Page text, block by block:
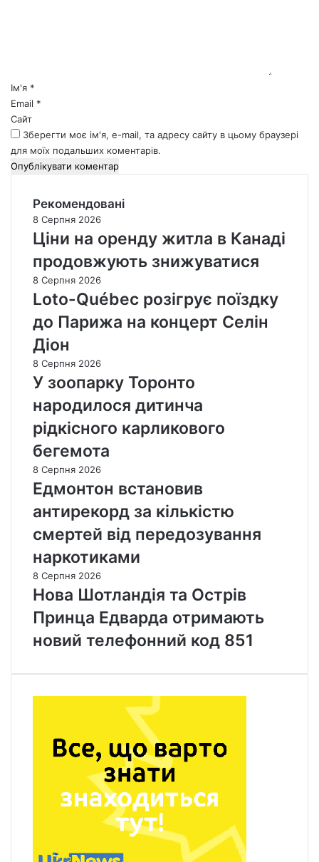
*Ім'я *
Email *
Сайт
Зберегти моє ім'я, e-mail, та адресу сайту в цьому браузері
для моїх подальших коментарів.
Рекомендовані
8 Серпня 2026
Ціни на оренду житла в Канаді
продовжують знижуватися
8 Серпня 2026
Loto-Québec розігрує поїздку
до Парижа на концерт Селін
Діон
8 Серпня 2026
У зоопарку Торонто
народилося дитинча
рідкісного карликового
бегемота
8 Серпня 2026
Едмонтон встановив
антирекорд за кількістю
смертей від передозування
наркотиками
8 Серпня 2026
Нова Шотландія та Острів
Принца Едварда отримають
новий телефонний код 851